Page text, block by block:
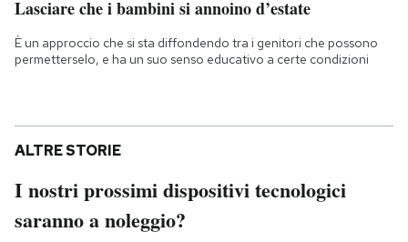
Lasciare che i bambini si annoino d’estate
È un approccio che si sta diffondendo tra i genitori che possono
permetterselo, e ha un suo senso educativo a certe condizioni
ALTRE STORIE
I nostri prossimi dispositivi tecnologici
saranno a noleggio?